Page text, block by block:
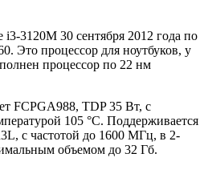
i3-3120M 30 сентября 2012 года по
Это процессор для ноутбуков, у
процессор по 22 нм
FCPGA988, TDP 35 Вт, с
105 °C. Поддерживается
с частотой до 1600 МГц, в 2-
объемом до 32 Гб.